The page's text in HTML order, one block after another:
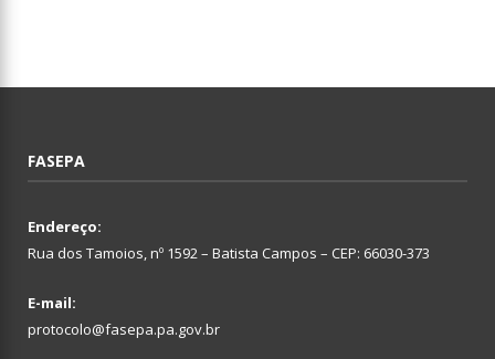
FASEPA
Endereço:
Rua dos Tamoios, nº 1592 – Batista Campos – CEP: 66030-373
E-mail:
protocolo@fasepa.pa.gov.br